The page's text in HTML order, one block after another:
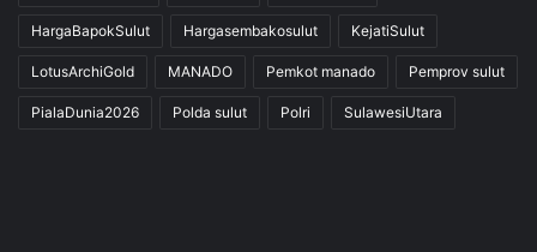
HargaBapokSulut Hargasembakosulut KejatiSulut
LotusArchiGold MANADO Pemkot manado Pemprov sulut
PialaDunia2026 Polda sulut Polri SulawesiUtara